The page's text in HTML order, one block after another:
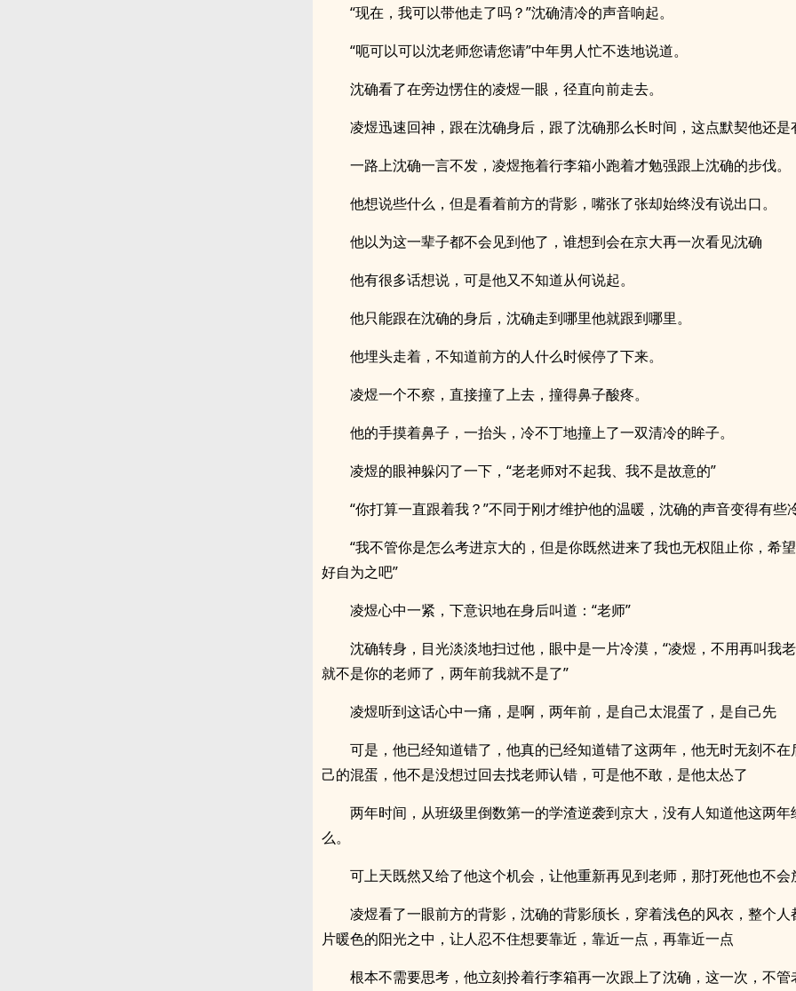
“现在，我可以带他走了吗？”沈确清冷的声音响起。
“呃可以可以沈老师您请您请”中年男人忙不迭地说道。
沈确看了在旁边愣住的凌煜一眼，径直向前走去。
凌煜迅速回神，跟在沈确身后，跟了沈确那么长时间，这点默契他还是
一路上沈确一言不发，凌煜拖着行李箱小跑着才勉强跟上沈确的步伐。
他想说些什么，但是看着前方的背影，嘴张了张却始终没有说出口。
他以为这一辈子都不会见到他了，谁想到会在京大再一次看见沈确
他有很多话想说，可是他又不知道从何说起。
他只能跟在沈确的身后，沈确走到哪里他就跟到哪里。
他埋头走着，不知道前方的人什么时候停了下来。
凌煜一个不察，直接撞了上去，撞得鼻子酸疼。
他的手摸着鼻子，一抬头，冷不丁地撞上了一双清冷的眸子。
凌煜的眼神躲闪了一下，“老老师对不起我、我不是故意的”
“你打算一直跟着我？”不同于刚才维护他的温暖，沈确的声音变得有些
“我不管你是怎么考进京大的，但是你既然进来了我也无权阻止你，希
好自为之吧”
凌煜心中一紧，下意识地在身后叫道：“老师”
沈确转身，目光淡淡地扫过他，眼中是一片冷漠，“凌煜，不用再叫我
就不是你的老师了，两年前我就不是了”
凌煜听到这话心中一痛，是啊，两年前，是自己太混蛋了，是自己先
可是，他已经知道错了，他真的已经知道错了这两年，他无时无刻不在
己的混蛋，他不是没想过回去找老师认错，可是他不敢，是他太怂了
两年时间，从班级里倒数第一的学渣逆袭到京大，没有人知道他这两年
么。
可上天既然又给了他这个机会，让他重新再见到老师，那打死他也不
凌煜看了一眼前方的背影，沈确的背影颀长，穿着浅色的风衣，整个人
片暖色的阳光之中，让人忍不住想要靠近，靠近一点，再靠近一点
根本不需要思考，他立刻拎着行李箱再一次跟上了沈确，这一次，不管